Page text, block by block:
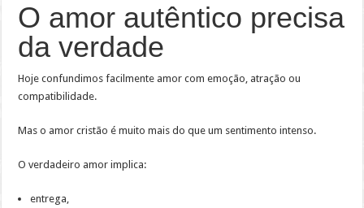
O amor autêntico precisa
da verdade
Hoje confundimos facilmente amor com emoção, atração ou
compatibilidade.
Mas o amor cristão é muito mais do que um sentimento intenso.
O verdadeiro amor implica:
entrega,